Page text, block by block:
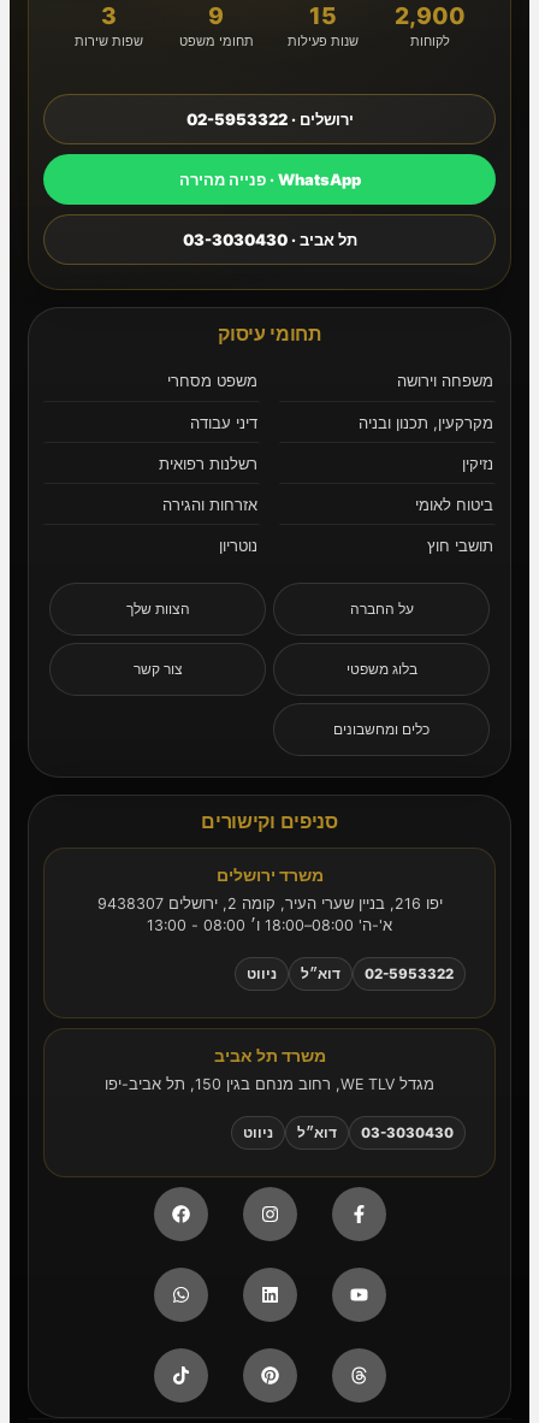
2,900
לקוחות
15
שנות פעילות
9
תחומי משפט
3
שפות שירות
ירושלים · 02-5953322
WhatsApp · פנייה מהירה
תל אביב · 03-3030430
תחומי עיסוק
משפחה וירושה משפט מסחרי
מקרקעין, תכנון ובניה דיני עבודה
נזיקין רשלנות רפואית
ביטוח לאומי אזרחות והגירה
תושבי חוץ נוטריון
על החברה הצוות שלך
בלוג משפטי צור קשר
כלים ומחשבונים
סניפים וקישורים
משרד ירושלים
יפו 216, בניין שערי העיר, קומה 2, ירושלים 9438307
א'-ה' 08:00–18:00 ו׳ 08:00 - 13:00
02-5953322 דוא״ל ניווט
משרד תל אביב
מגדל WE TLV, רחוב מנחם בגין 150, תל אביב-יפו
03-3030430 דוא״ל ניווט